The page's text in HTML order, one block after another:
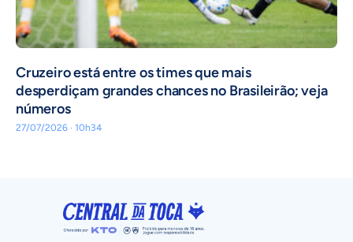
Cruzeiro está entre os times que mais
desperdiçam grandes chances no Brasileirão; veja
números
27/07/2026 · 10h34